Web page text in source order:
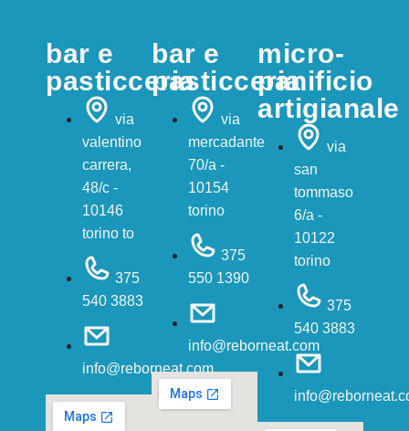
bar e
pasticceria
via
valentino
carrera,
48/c -
10146
torino to
375
540 3883
info@reborneat.com
bar e
pasticceria
via
mercadante
70/a -
10154
torino
375
550 1390
info@reborneat.com
micro-
panificio
artigianale
via
san
tommaso
6/a -
10122
torino
375
540 3883